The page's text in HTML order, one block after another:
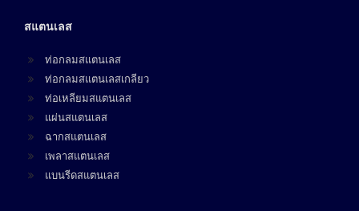
สแตนเลส
ท่อกลมสแตนเลส
ท่อกลมสแตนเลสเกลียว
ท่อเหลียมสแตนเลส
แผ่นสแตนเลส
ฉากสแตนเลส
เพลาสแตนเลส
แบนรีดสแตนเลส